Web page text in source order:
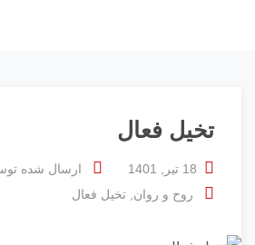
تخیل فعال
18 تیر, 1401 ارسال شده
روح و روان تخیل فعال